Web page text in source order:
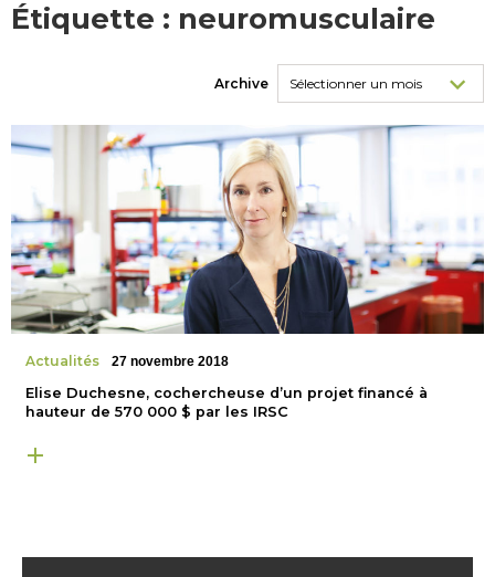
Étiquette : neuromusculaire
Archive
Actualités 27 novembre 2018
Elise Duchesne, cochercheuse d’un projet financé à
hauteur de 570 000 $ par les IRSC